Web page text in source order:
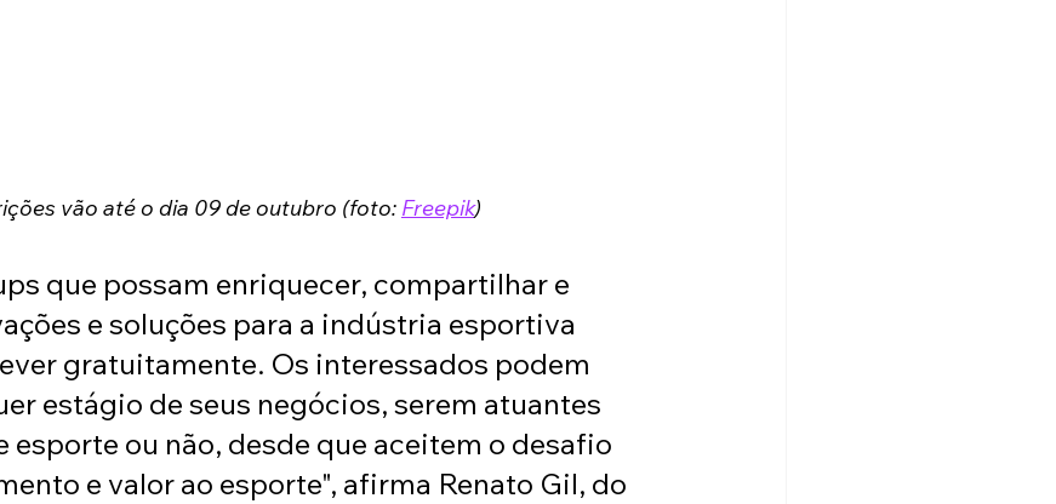
vão até o dia 09 de outubro (foto: Freepik)
que possam enriquecer, compartilhar e
e soluções para a indústria esportiva
gratuitamente. Os interessados podem
estágio de seus negócios, serem atuantes
esporte ou não, desde que aceitem o desafio
e valor ao esporte", afirma Renato Gil, do